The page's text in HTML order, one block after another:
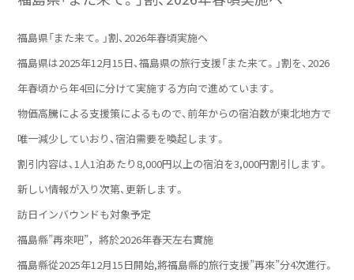
福島県「また来て。」割、2026年春頃実施へ
福島県は2025年12月15日、福島県の旅行支援「また来て。」割を、2026
年春頃から年4回に分けて実施する方向で進めています。
物価高騰による支援策によるもので、前年からの宿泊数が東北地方で
唯一減少していおり、宿泊需要を喚起します。
割引内容は、1人1泊あたり8,000円以上の宿泊を3,000円割引します。
新しい情報が入り次第、更新します。
訪日インバウンドも対象予定
福島縣”再來吧”，將於2026年春天左右實施
福島縣從2025年12月15日開始,將福島縣的旅行支援”再來”分4次進行。